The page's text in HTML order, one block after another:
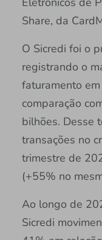
Share, da
O Sicredi foi o
registrando o
faturamento
comparação
bilhões. Desse
transações no
trimestre de
(+55% no
Ao longo de
Sicredi